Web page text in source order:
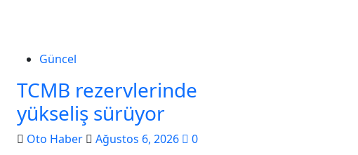
Güncel
TCMB rezervlerinde
yükseliş sürüyor
Oto Haber Ağustos 6, 2026 0